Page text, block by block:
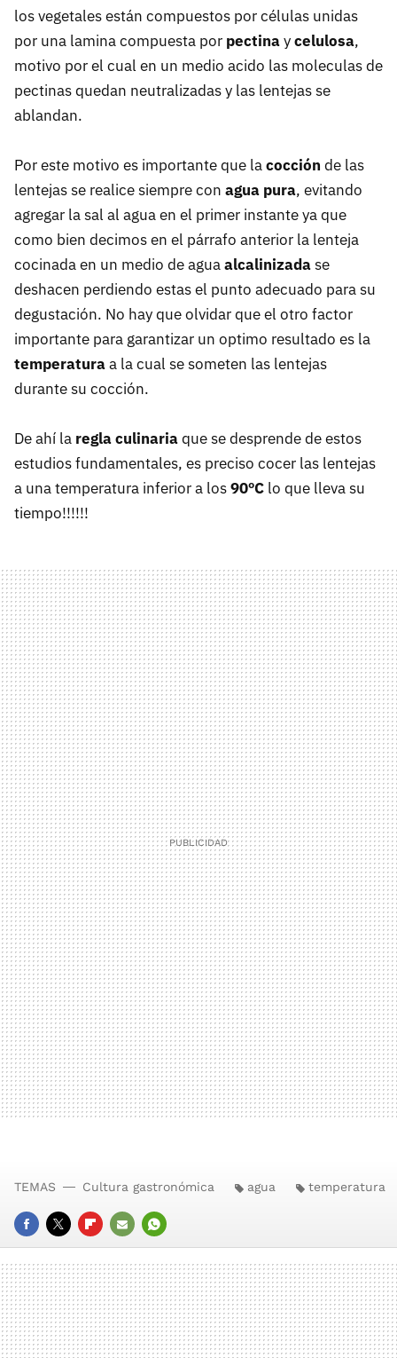
los vegetales están compuestos por células unidas
por una lamina compuesta por pectinaycelulosa,
motivo por el cual en un medio acido las moleculas de
pectinas quedan neutralizadas y las lentejas se
ablandan.
Por este motivo es importante que lacocción de las
lentejas se realice siempre con agua pura, evitando
agregar la sal al agua en el primer instante ya que
como bien decimos en el párrafo anterior la lenteja
cocinada en un medio de aguaalcalinizadase
deshacen perdiendo estas el punto adecuado para su
degustación. No hay que olvidar que el otro factor
importante para garantizar un optimo resultado es la
temperaturaa la cual se someten las lentejas
durante su cocción.
De ahí la regla culinariaque se desprende de estos
estudios fundamentales, es preciso cocer las lentejas
a una temperatura inferior a los90ºC lo que lleva su
tiempo!!!!!!
FACEBOOK
TWITTERFLIPBOARD
E-
MAIL
WHATSAPP
TEMAS Cultura gastronómica agua temperatura